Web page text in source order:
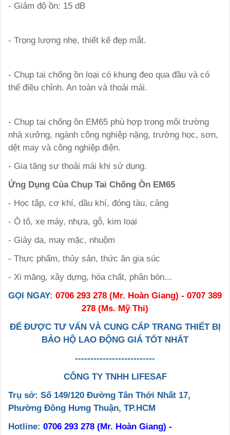
- Giảm độ ồn: 15 dB
- Trọng lượng nhẹ, thiết kế đẹp mắt.
- Chụp tai chống ồn loại có khung đeo qua đầu và có
thể điều chỉnh. An toàn và thoải mái.
- Chụp tai chống ồn EM65 phù hợp trong môi trường
nhà xưởng, ngành công nghiệp nặng, trường học, sơn,
dệt may và công nghiệp điện.
- Gia tăng sự thoải mái khi sử dụng.
Ứng Dụng Của Chụp Tai Chống Ồn EM65
- Học tập, cơ khí, dầu khí, đóng tàu, cảng
- Ô tô, xe máy, nhựa, gỗ, kim loại
- Giày da, may mặc, nhuộm
- Thực phẩm, thủy sản, thức ăn gia súc
- Xi măng, xây dựng, hóa chất, phân bón...
GỌI NGAY: 0706 293 278 (Mr. Hoàn Giang) - 0707 389
278 (Ms. Mỹ Thi)
ĐỂ ĐƯỢC TƯ VẤN VÀ CUNG CẤP TRANG THIẾT BỊ
BẢO HỘ LAO ĐỘNG GIÁ TỐT NHẤT
--------------------------
CÔNG TY TNHH LIFESAF
Trụ sở: Số 149/120 Đường Tân Thới Nhất 17,
Phường Đông Hưng Thuận, TP.HCM
Hotline: 0706 293 278 (Mr. Hoàn Giang) -